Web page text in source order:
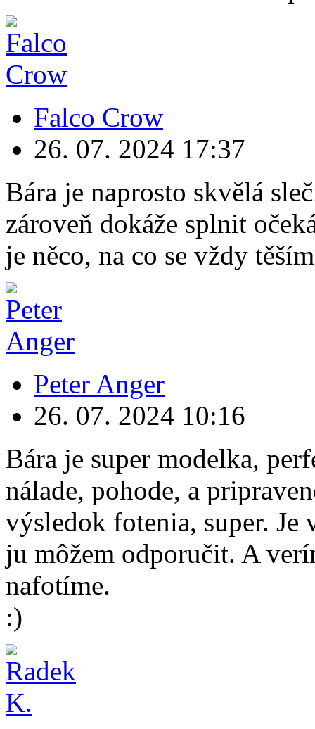
Falco Crow
26. 07. 2024 17:37
Bára je naprosto skvělá
zároveň dokáže splnit
je něco, na co se vždy
Peter Anger
26. 07. 2024 10:16
Bára je super modelka,
nálade, pohode, a
výsledok fotenia, super. Je
ju môžem odporučit. A
nafotíme.
:)